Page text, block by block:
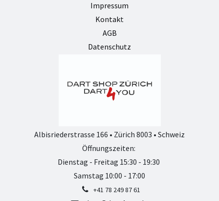
Impressum
Kontakt
AGB
Datenschutz
Albisriederstrasse 166 • Zürich 8003 • Schweiz
Öffnungszeiten:
Dienstag - Freitag 15:30 - 19:30
Samstag 10:00 - 17:00
+41 78 249 87 61